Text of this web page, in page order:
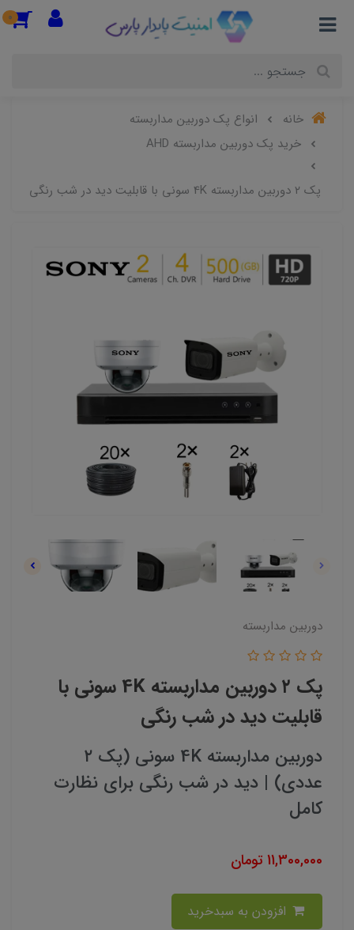
0
خانه
انواع پک دوربین مداربسته
خرید پک دوربین مداربسته AHD
پک ۲ دوربین مداربسته 4K سونی با قابلیت دید در شب رنگی
دوربین مداربسته
پک ۲ دوربین مداربسته 4K سونی با
قابلیت دید در شب رنگی
دوربین مداربسته 4K سونی (پک ۲
عددی) | دید در شب رنگی برای نظارت
کامل
11,300,000 تومان